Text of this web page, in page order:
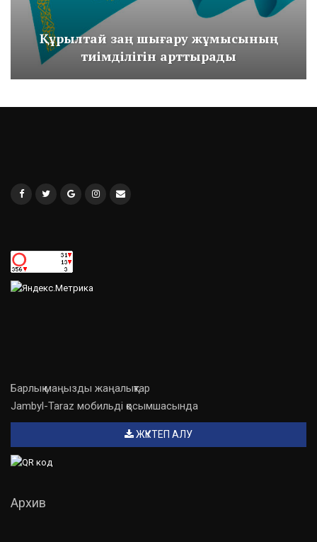
Құрылтай заң шығару жұмысының
тиімділігін арттырады
Барлық маңызды жаңалықтар
Jambyl-Taraz мобильді қосымшасында
ЖҮКТЕП АЛУ
Архив